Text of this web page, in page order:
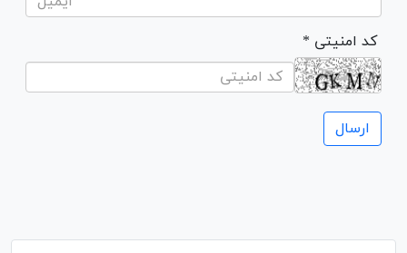
* کد امنیتی